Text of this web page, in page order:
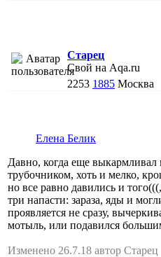
Старец
Свой на Aqa.ru
2253 1885 Москва
Елена Белик
Давно, когда еще выкармливал
трубочником, хоть и мелко,
но все равно давились и
три напасти: зараза, яды и
проявляется не сразу,
мотыль, или подавился
Изменено 26.7.18 автор Старец